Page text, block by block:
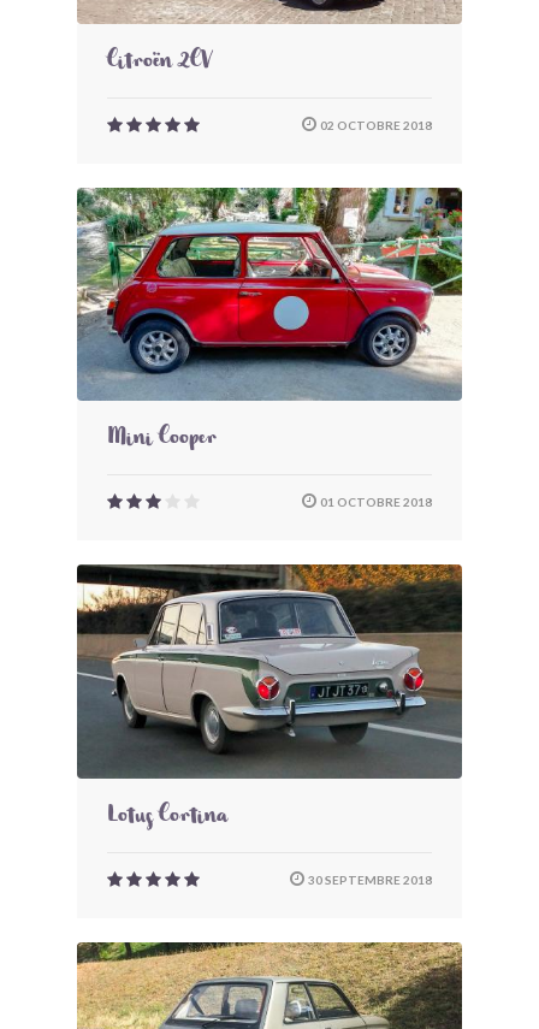
Citroën 2CV
02 OCTOBRE 2018
Mini Cooper
01 OCTOBRE 2018
Lotus Cortina
30 SEPTEMBRE 2018